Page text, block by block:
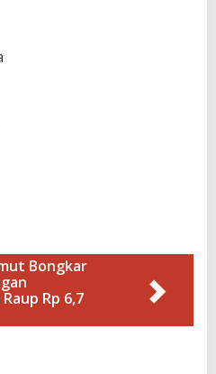
Bongkar
Rp 6,7